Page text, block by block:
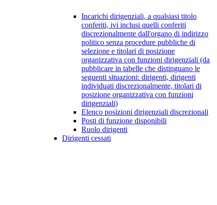
Incarichi dirigenziali, a qualsiasi titolo
conferiti, ivi inclusi quelli conferiti
discrezionalmente dall'organo di indirizzo
politico senza procedure pubbliche di
selezione e titolari di posizione
organizzativa con funzioni dirigenziali (da
pubblicare in tabelle che distinguano le
seguenti situazioni: dirigenti, dirigenti
individuati discrezionalmente, titolari di
posizione organizzativa con funzioni
dirigenziali)
Elenco posizioni dirigenziali discrezionali
Posti di funzione disponibili
Ruolo dirigenti
Dirigenti cessati